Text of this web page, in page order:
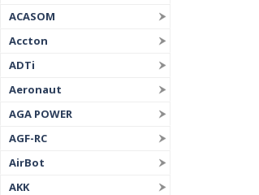
ACASOM
Accton
ADTi
Aeronaut
AGA POWER
AGF-RC
AirBot
AKK